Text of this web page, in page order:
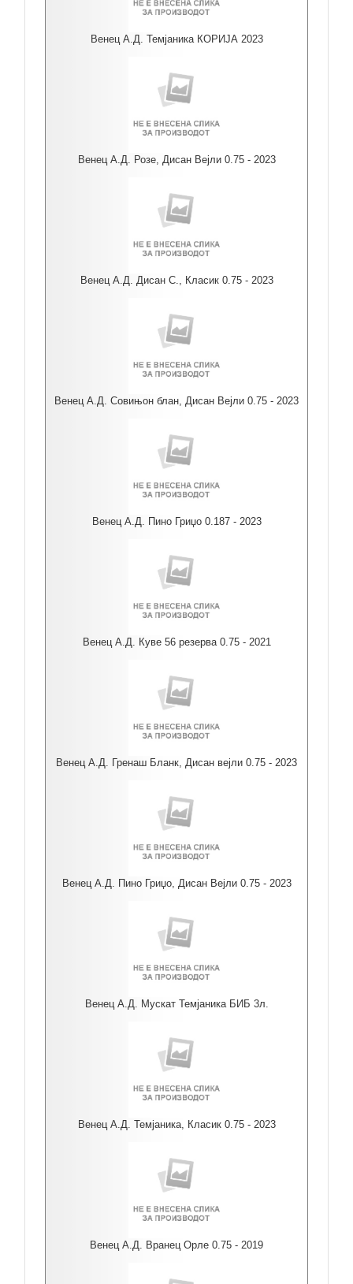
Венец А.Д. Темјаника КОРИЈА 2023
Венец А.Д. Розе, Дисан Вејли 0.75 - 2023
Венец А.Д. Дисан С., Класик 0.75 - 2023
Венец А.Д. Совињон блан, Дисан Вејли 0.75 - 2023
Венец А.Д. Пино Гриџо 0.187 - 2023
Венец А.Д. Куве 56 резерва 0.75 - 2021
Венец А.Д. Гренаш Бланк, Дисан вејли 0.75 - 2023
Венец А.Д. Пино Гриџо, Дисан Вејли 0.75 - 2023
Венец А.Д. Мускат Темјаника БИБ 3л.
Венец А.Д. Темјаника, Класик 0.75 - 2023
Венец А.Д. Вранец Орле 0.75 - 2019